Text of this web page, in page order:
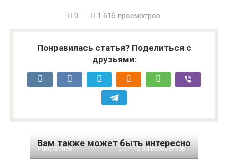
0 1 616 просмотров
Понравилась статья? Поделиться с
друзьями:
Вам также может быть интересно
Интересное 0 34 просмотров